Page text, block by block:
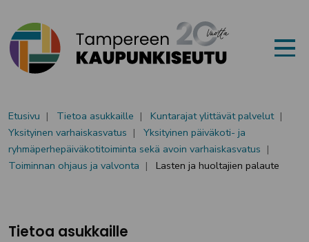
Etusivu Tietoa asukkaille
Kuntarajat ylittävät palvelut
Yksityinen varhaiskasvatus
Yksityinen päiväkoti- ja
ryhmäperhepäiväkotitoiminta sekä avoin varhaiskasvatus
Toiminnan ohjaus ja valvonta
Lasten ja huoltajien palaute
Tietoa asukkaille